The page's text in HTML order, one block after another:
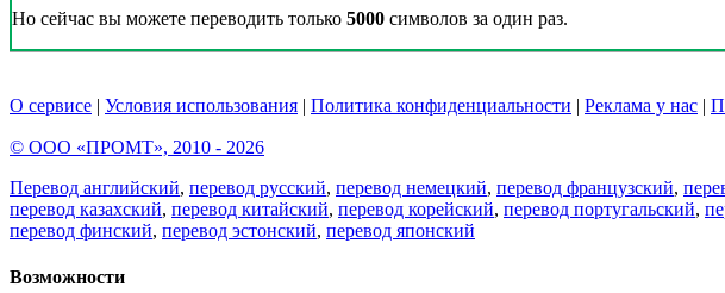
Но сейчас вы можете переводить только 5000 символов за один раз.
О сервисе | Условия использования | Политика конфиденциальности | Реклама у нас |
© ООО «ПРОМТ», 2010 - 2026
Перевод английский, перевод русский, перевод немецкий, перевод французский,
перевод казахский, перевод китайский, перевод корейский, перевод португальский,
перевод финский, перевод эстонский, перевод японский
Возможности